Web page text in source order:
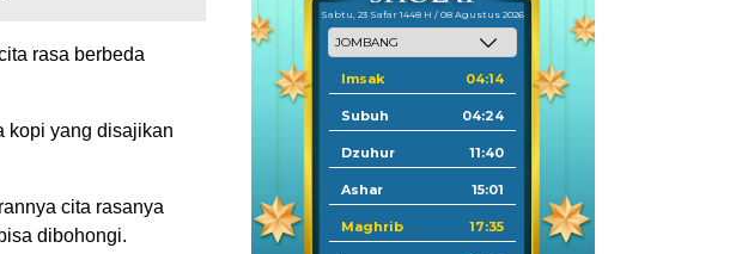
rasa berbeda
kopi yang disajikan
cita rasanya
dibohongi.
Sabtu, 23 Safar 1448 H / 08 Agustus 2026
Imsak 04:14
Subuh 04:24
Dzuhur 11:40
Ashar 15:01
Maghrib 17:35